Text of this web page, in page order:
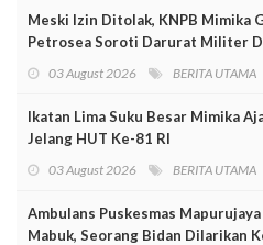
Meski Izin Ditolak, KNPB Mimika
Petrosea Soroti Darurat Militer
03 August 2026 BERITA UTAMA
Ikatan Lima Suku Besar Mimika
Jelang HUT Ke-81 RI
03 August 2026 BERITA UTAMA
Ambulans Puskesmas
Mabuk, Seorang Bidan Dilarikan